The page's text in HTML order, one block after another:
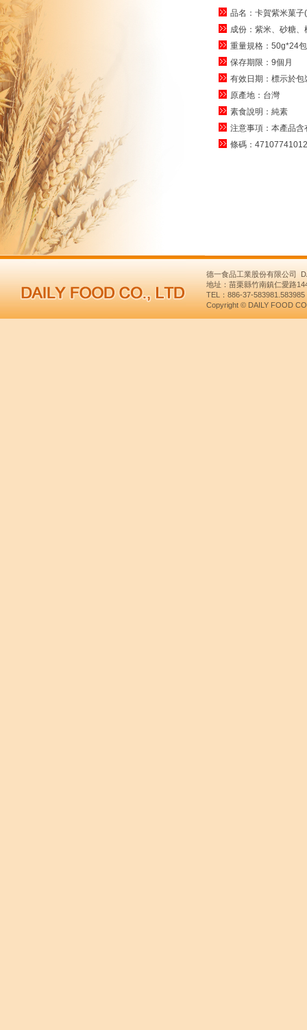
品名：卡賀紫米菓
成份：紫米、砂糖
重量規格：50g*24
保存期限：9個月
有效日期：標示於
原產地：台灣
素食說明：純素
注意事項：本產品含
條碼：
德一食品工業股份有限公司
地址：苗栗縣竹南鎮仁愛路
TEL：886-37-
Copyright © DAILY FOOD